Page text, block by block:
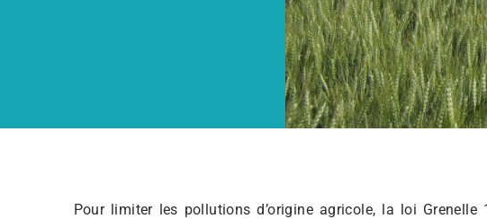
Pour limiter les pollutions d’origine agricole, la loi